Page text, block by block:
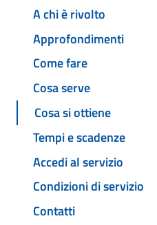
A chi è rivolto
Approfondimenti
Come fare
Cosa serve
Cosa si ottiene
Tempi e scadenze
Accedi al servizio
Condizioni di servizio
Contatti